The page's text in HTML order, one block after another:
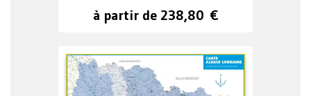
à partir de 238,80 €